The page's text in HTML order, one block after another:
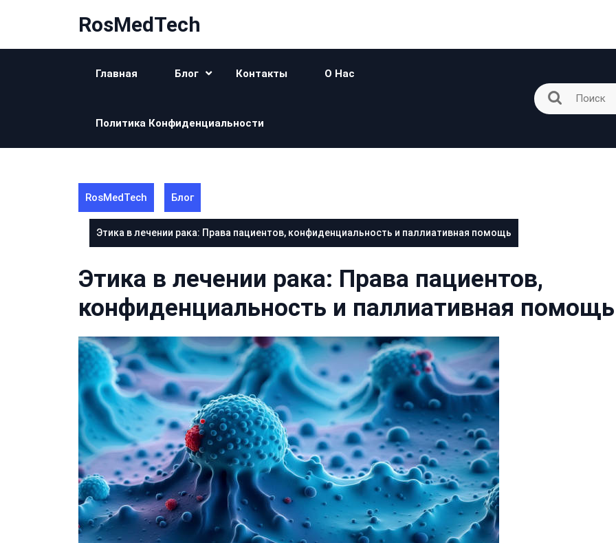
RosMedTech
Главная Блог Контакты О Нас
Политика Конфиденциальности
RosMedTech Блог
Этика в лечении рака: Права пациентов, конфиденциальность и паллиативная помощь
Этика в лечении рака: Права пациентов,
конфиденциальность и паллиативная помощь